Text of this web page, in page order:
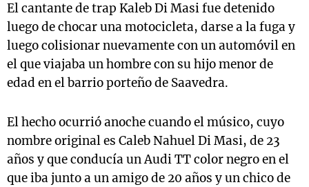
El cantante de trap Kaleb Di Masi fue detenido
luego de chocar una motocicleta, darse a la fuga y
luego colisionar nuevamente con un automóvil en
el que viajaba un hombre con su hijo menor de
edad en el barrio porteño de Saavedra.
El hecho ocurrió anoche cuando el músico, cuyo
nombre original es Caleb Nahuel Di Masi, de 23
años y que conducía un Audi TT color negro en el
que iba junto a un amigo de 20 años y un chico de